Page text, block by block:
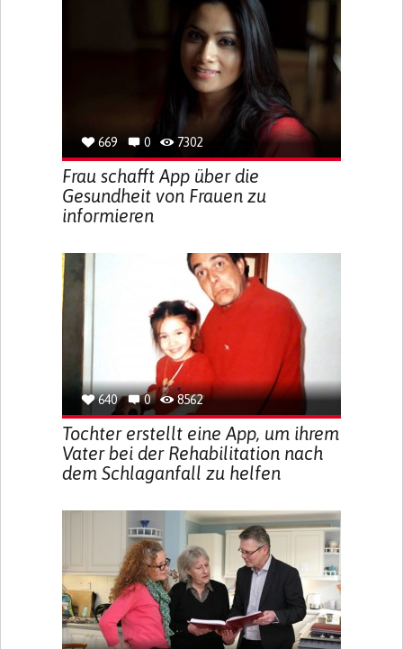
669 0 7302
Frau schafft App über die
Gesundheit von Frauen zu
informieren
640 0 8562
Tochter erstellt eine App, um ihrem
Vater bei der Rehabilitation nach
dem Schlaganfall zu helfen